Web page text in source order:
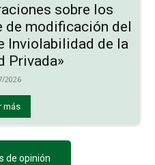
sobre los
de modificación del
Inviolabilidad de la
Privada»
2026
más
de opinión